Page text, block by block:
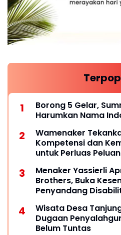
Borong 5 Gelar,
Harumkan Nama
Wamenaker
Kompetensi dan
untuk Perluas
Menaker Yassierli
Brothers, Buka
Penyandang
Wisata Desa
Dugaan
Belum Tuntas